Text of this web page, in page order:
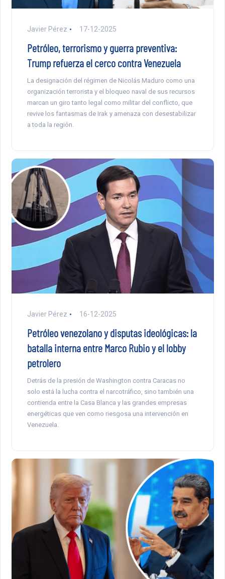
Javier Pérez 17-12-2025
Petróleo, terrorismo y guerra preventiva:
Trump refuerza el cerco contra Venezuela
La designación del régimen de Nicolás Maduro como una
organización terrorista y el bloqueo naval de sus recursos
marcan un giro tanto legal como militar del conflicto, que
revive los fantasmas de Irak y amenaza con desestabilizar
a toda la región.
Javier Pérez 16-12-2025
Petróleo venezolano y disputas ideológicas: la
batalla interna entre Marco Rubio y el lobby
petrolero
Detrás de la presión de Washington contra Caracas no
solo está la lucha contra el narcotráfico, sino también una
contienda entre la Casa Blanca y las grandes empresas
energéticas que ven como riesgosa una intervención en
Venezuela.